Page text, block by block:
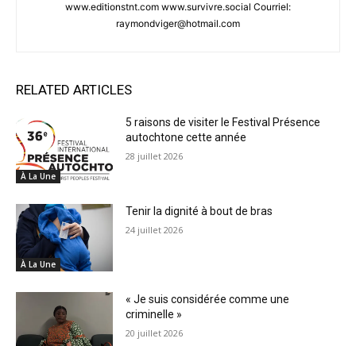
www.editionstnt.com www.survivre.social Courriel:
raymondviger@hotmail.com
RELATED ARTICLES
À La Une
5 raisons de visiter le Festival Présence
autochtone cette année
28 juillet 2026
À La Une
Tenir la dignité à bout de bras
24 juillet 2026
« Je suis considérée comme une
criminelle »
20 juillet 2026